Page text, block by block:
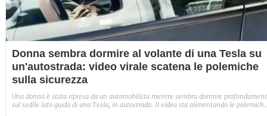
Donna sembra dormire al volante di una Tesla su
un'autostrada: video virale scatena le polemiche
sulla sicurezza
Una donna è stata ripresa da un automobilista mentre sembra dormire
sul sedile lato guida di una Tesla, in autostrada. Il video sta alimentando le polemiche